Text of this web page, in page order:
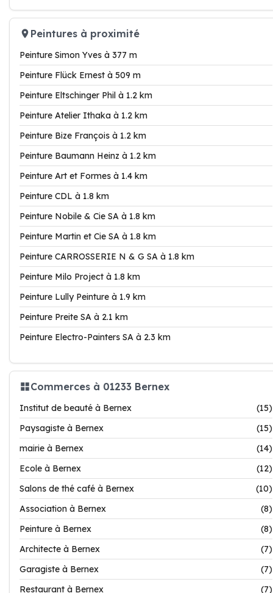
Peintures à proximité
Peinture Simon Yves à 377 m
Peinture Flück Ernest à 509 m
Peinture Eltschinger Phil à 1.2 km
Peinture Atelier Ithaka à 1.2 km
Peinture Bize François à 1.2 km
Peinture Baumann Heinz à 1.2 km
Peinture Art et Formes à 1.4 km
Peinture CDL à 1.8 km
Peinture Nobile & Cie SA à 1.8 km
Peinture Martin et Cie SA à 1.8 km
Peinture CARROSSERIE N & G SA à 1.8 km
Peinture Milo Project à 1.8 km
Peinture Lully Peinture à 1.9 km
Peinture Preite SA à 2.1 km
Peinture Electro-Painters SA à 2.3 km
Commerces à 01233 Bernex
Institut de beauté à Bernex
(15)
Paysagiste à Bernex
(15)
mairie à Bernex
(14)
Ecole à Bernex
(12)
Salons de thé café à Bernex
(10)
Association à Bernex
(8)
Peinture à Bernex
(8)
Architecte à Bernex
(7)
Garagiste à Bernex
(7)
Restaurant à Bernex
(7)